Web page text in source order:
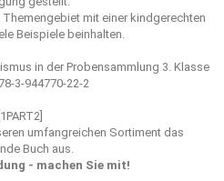
mit einer kindgerechten
Beispiele beinhalten.
in der Probensammlung 3. Klasse
3-944770-22-2
[1PART2]
umfangreichen Sortiment das
Buch aus.
- machen Sie mit!